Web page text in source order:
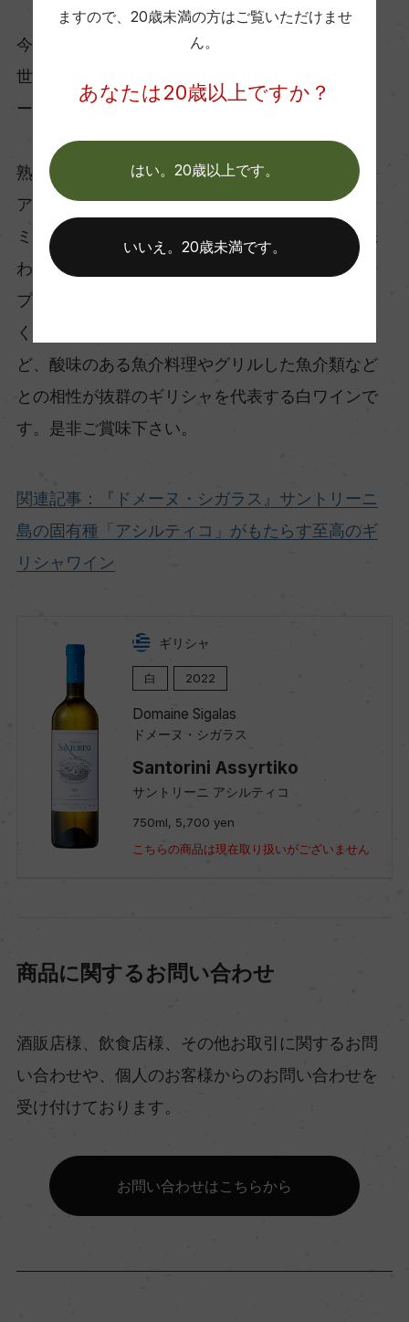
今回お勧めは、サントリーニ島最高峰の蔵として
世界のトップレストランでも多く提供されるドメ
ーヌ・シガラスの手がけるアシルティコです。
熟したレモンやオレンジなどの柑橘系の穏やかな
アロマと風味を持ち、程よい肉厚と火打石の様な
ミネラリックな質感。アルコールはやや高めで味
わいにボリューム感がある一方で、非常にシャー
プで塩味を感じる高い酸が全体のバランスを美し
くまとめてくれます。お寿司やカルパッチョな
ど、酸味のある魚介料理やグリルした魚介類など
との相性が抜群のギリシャを代表する白ワインで
す。是非ご賞味下さい。
関連記事：『ドメーヌ・シガラス』サントリーニ
島の固有種「アシルティコ」がもたらす至高のギ
リシャワイン
ギリシャ
白 2022
Domaine Sigalas
ドメーヌ・シガラス
Santorini Assyrtiko
サントリーニ アシルティコ
750ml, 5,700 yen
こちらの商品は現在取り扱いがございません
商品に関するお問い合わせ
酒販店様、飲食店様、その他お取引に関するお問
い合わせや、個人のお客様からのお問い合わせを
受け付けております。
お問い合わせはこちらから
ますので、 20歳未満の方はご覧いただけませ
ん。
あなたは20歳以上ですか？
はい。20歳以上です。
いいえ。20歳未満です。